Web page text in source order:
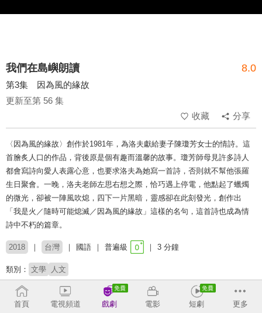
我們在島嶼朗讀 8.0
第3集 因為風的緣故
更新至第 56 集
收藏
分享
〈因為風的緣故〉創作於1981年，為洛夫獻給妻子陳瓊芳女士的情詩。這
首膾炙人口的作品，背後原是個有趣而溫馨的故事。瓊芳師母見許多詩人
都會寫詩向愛人表露心意，也要求洛夫為她寫一首詩，否則就不幫他張羅
生日聚會。一晚，洛夫老師左思右想之際，恰巧遇上停電，他點起了蠟燭
的微光，卻被一陣風吹熄，四下一片黑暗，靈感卻在此刻發光，創作出
「我是火／隨時可能熄滅／因為風的緣故」這樣的名句，這首詩也成為情
詩中不朽的篇章。
2018 台灣 國語 普遍級 3 分鐘
類別： 文學 人文
首頁 電視頻道 戲劇 電影 短劇 更多